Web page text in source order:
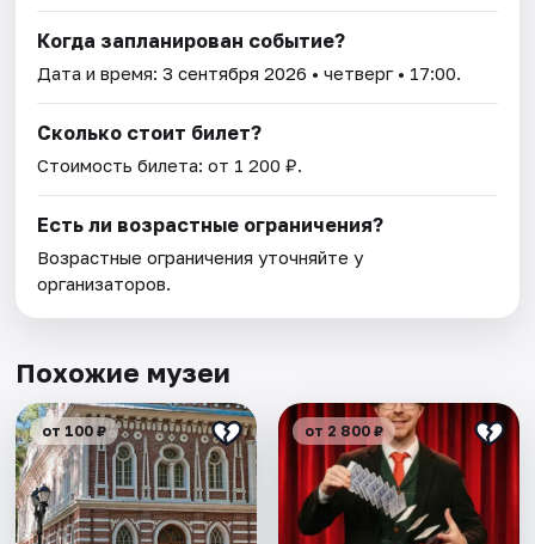
Когда запланирован событие?
Дата и время:3 сентября 2026 • четверг • 17:00.
Сколько стоит билет?
Стоимость билета: от 1 200 ₽.
Есть ли возрастные ограничения?
Возрастные ограничения уточняйте у
организаторов.
Похожие музеи
от 100 ₽ от 2 800 ₽